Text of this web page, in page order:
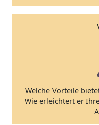
Welche Vorteile
Wie erleichtert er